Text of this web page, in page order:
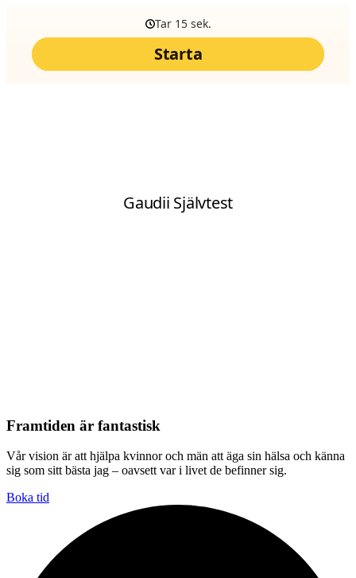
Framtiden är fantastisk
Vår vision är att hjälpa kvinnor och män att äga sin hälsa och känna
sig som sitt bästa jag – oavsett var i livet de befinner sig.
Boka tid